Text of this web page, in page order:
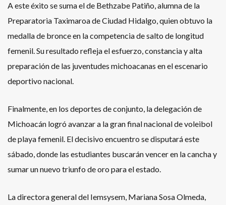
A este éxito se suma el de Bethzabe Patiño, alumna de la
Preparatoria Taximaroa de Ciudad Hidalgo, quien obtuvo la
medalla de bronce en la competencia de salto de longitud
femenil. Su resultado refleja el esfuerzo, constancia y alta
preparación de las juventudes michoacanas en el escenario
deportivo nacional.
Finalmente, en los deportes de conjunto, la delegación de
Michoacán logró avanzar a la gran final nacional de voleibol
de playa femenil. El decisivo encuentro se disputará este
sábado, donde las estudiantes buscarán vencer en la cancha y
sumar un nuevo triunfo de oro para el estado.
La directora general del Iemsysem, Mariana Sosa Olmeda,